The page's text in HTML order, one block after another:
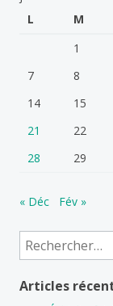
L
M
1
7
8
14
15
21
22
28
29
« Déc Fév »
Rechercher :
Articles